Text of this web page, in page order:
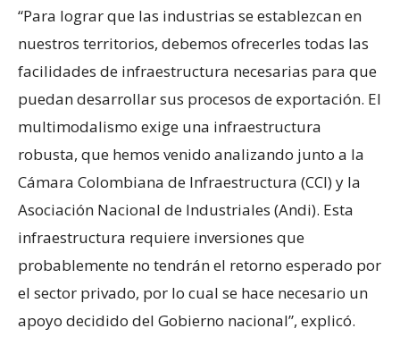
“Para lograr que las industrias se establezcan en
nuestros territorios, debemos ofrecerles todas las
facilidades de infraestructura necesarias para que
puedan desarrollar sus procesos de exportación. El
multimodalismo exige una infraestructura
robusta, que hemos venido analizando junto a la
Cámara Colombiana de Infraestructura (CCI) y la
Asociación Nacional de Industriales (Andi). Esta
infraestructura requiere inversiones que
probablemente no tendrán el retorno esperado por
el sector privado, por lo cual se hace necesario un
apoyo decidido del Gobierno nacional”, explicó.